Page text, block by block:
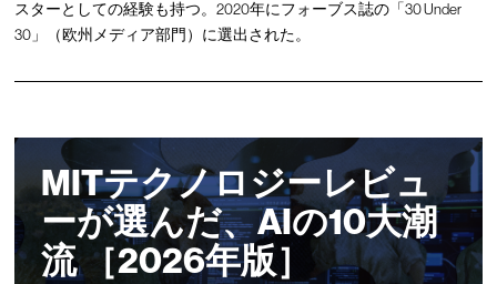
スターとしての経験も持つ。2020年にフォーブス誌の「30 Under
30」（欧州メディア部門）に選出された。
MITテクノロジーレビュ
ーが選んだ、AIの10大潮
流 ［2026年版］